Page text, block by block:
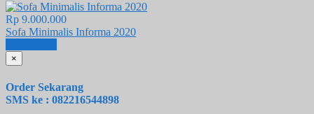
Rp 9.000.000
Sofa Minimalis Informa 2020
×
Order Sekarang
SMS ke : 082216544898